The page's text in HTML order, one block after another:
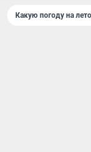
Какую погоду на